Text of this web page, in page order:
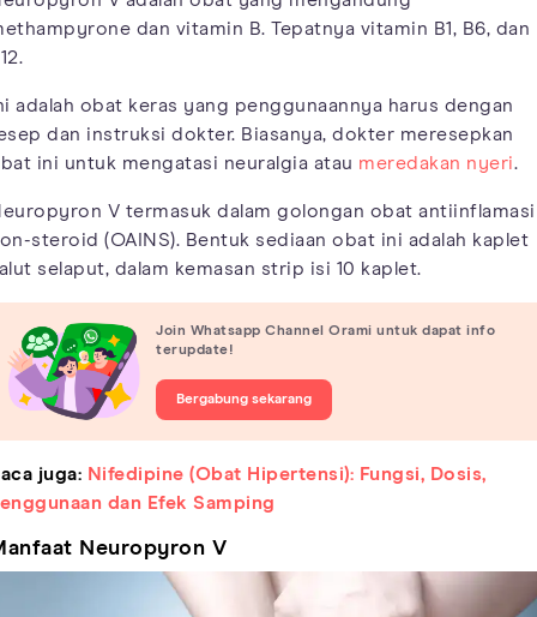
dan vitamin B. Tepatnya vitamin B1, B6, dan
adalah obat keras yang penggunaannya harus dengan
dan instruksi dokter. Biasanya, dokter meresepkan
ini untuk mengatasi neuralgia atau meredakan nyeri.
V termasuk dalam golongan obat antiinflamasi
steroid (OAINS). Bentuk sediaan obat ini adalah kaplet
selaput, dalam kemasan strip isi 10 kaplet.
Join Whatsapp Channel Orami untuk dapat info
terupdate!
Bergabung sekarang
juga: Nifedipine (Obat Hipertensi): Fungsi, Dosis,
dan Efek Samping
Neuropyron V